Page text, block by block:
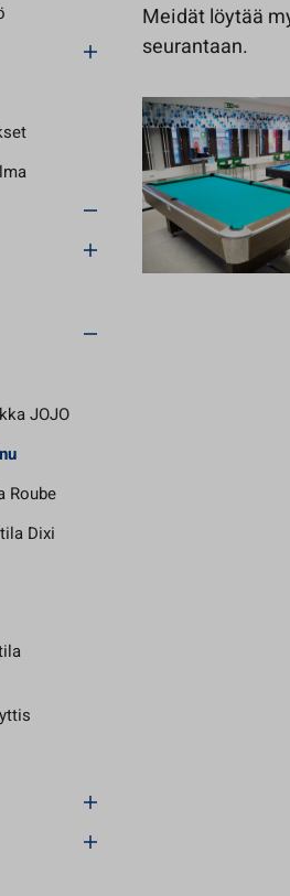
JOJO
Roube
Dixi
Meidät löytää
seurantaan.